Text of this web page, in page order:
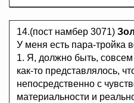
14.(пост намбер 3071)
У меня есть пара-тройка
1. Я, должно быть,
как-то представлялось,
непосредственно с
материальности и